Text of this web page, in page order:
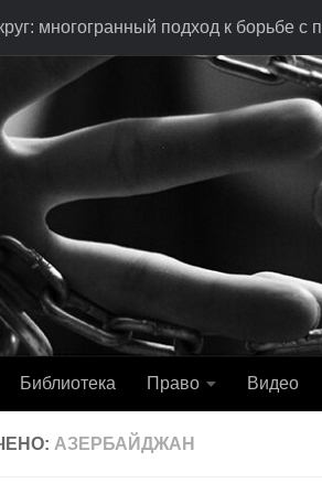
многогранный подход к борьбе с
Библиотека Право Видео
АЗЕРБАЙДЖАН